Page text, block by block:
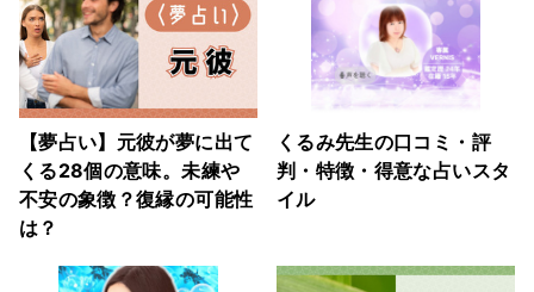
【夢占い】元彼が夢に出て
くる28個の意味。未練や
不安の象徴？復縁の可能性
は？
くるみ先生の口コミ・評
判・特徴・得意な占いスタ
イル